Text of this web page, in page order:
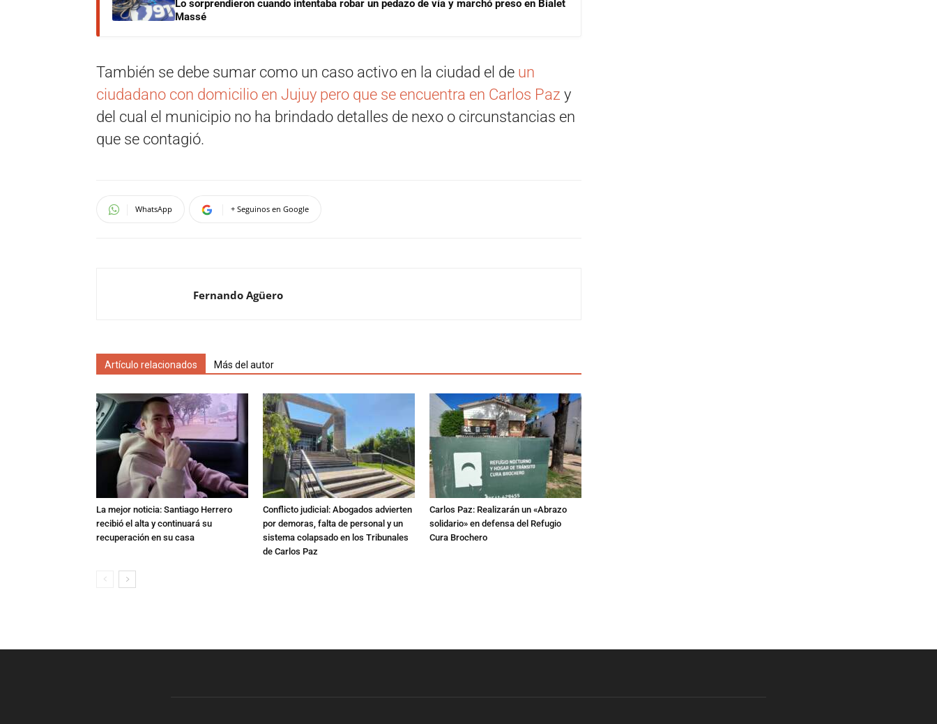
Lo sorprendieron cuando intentaba robar un pedazo de vía y marchó preso en Bialet
Massé
También se debe sumar como un caso activo en la ciudad el de un
ciudadano con domicilio en Jujuy pero que se encuentra en Carlos Paz y
del cual el municipio no ha brindado detalles de nexo o circunstancias en
que se contagió.
WhatsApp + Seguinos en Google
Fernando Agüero
Artículo relacionados Más del autor
La mejor noticia: Santiago Herrero
recibió el alta y continuará su
recuperación en su casa
Conflicto judicial: Abogados advierten
por demoras, falta de personal y un
sistema colapsado en los Tribunales
de Carlos Paz
Carlos Paz: Realizarán un «Abrazo
solidario» en defensa del Refugio
Cura Brochero